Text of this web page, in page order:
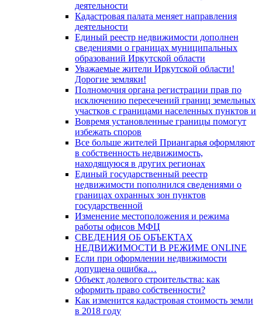
деятельности
Кадастровая палата меняет направления
деятельности
Единый реестр недвижимости дополнен
сведениями о границах муниципальных
образований Иркутской области
Уважаемые жители Иркутской области!
Дорогие земляки!
Полномочия органа регистрации прав по
исключению пересечений границ земельных
участков с границами населенных пунктов и
Вовремя установленные границы помогут
избежать споров
Все больше жителей Приангарья оформляют
в собственность недвижимость,
находящуюся в других регионах
Единый государственный реестр
недвижимости пополнился сведениями о
границах охранных зон пунктов
государственной
Изменение местоположения и режима
работы офисов МФЦ
СВЕДЕНИЯ ОБ ОБЪЕКТАХ
НЕДВИЖИМОСТИ В РЕЖИМЕ ONLINE
Если при оформлении недвижимости
допущена ошибка…
Объект долевого строительства: как
оформить право собственности?
Как изменится кадастровая стоимость земли
в 2018 году